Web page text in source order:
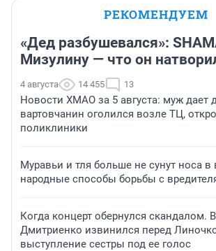
РЕКОМЕНДУЕМ
«Дед разбушевался»:
Мизулину — что он
4 августа 14 455 13
Новости ХМАО за 5 августа: муж дает
вартовчанин оголился возле ТЦ,
поликлиники
Муравьи и тля больше не сунут носа в
народные способы борьбы с
Когда концерт обернулся скандалом.
Дмитриенко извинился перед
выступление сестры под ее голос